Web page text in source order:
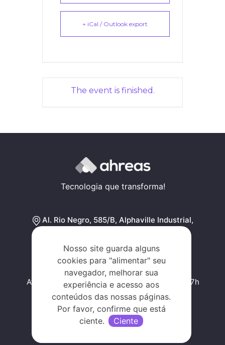
Nosso site guarda alguns
cookies para "alimentar" seu
navegador, melhorar sua
experiência e acesso aos
conteúdos das nossas páginas.
Por favor, confirme que está
ciente.
Ciente
+ iCal / Outlook export
The event is finished.
Tecnologia que transforma!
Al. Rio Negro, 585/B, Alphaville Industrial,
Traçar rota
Atendimento de segunda a sexta, das 09h às 17h